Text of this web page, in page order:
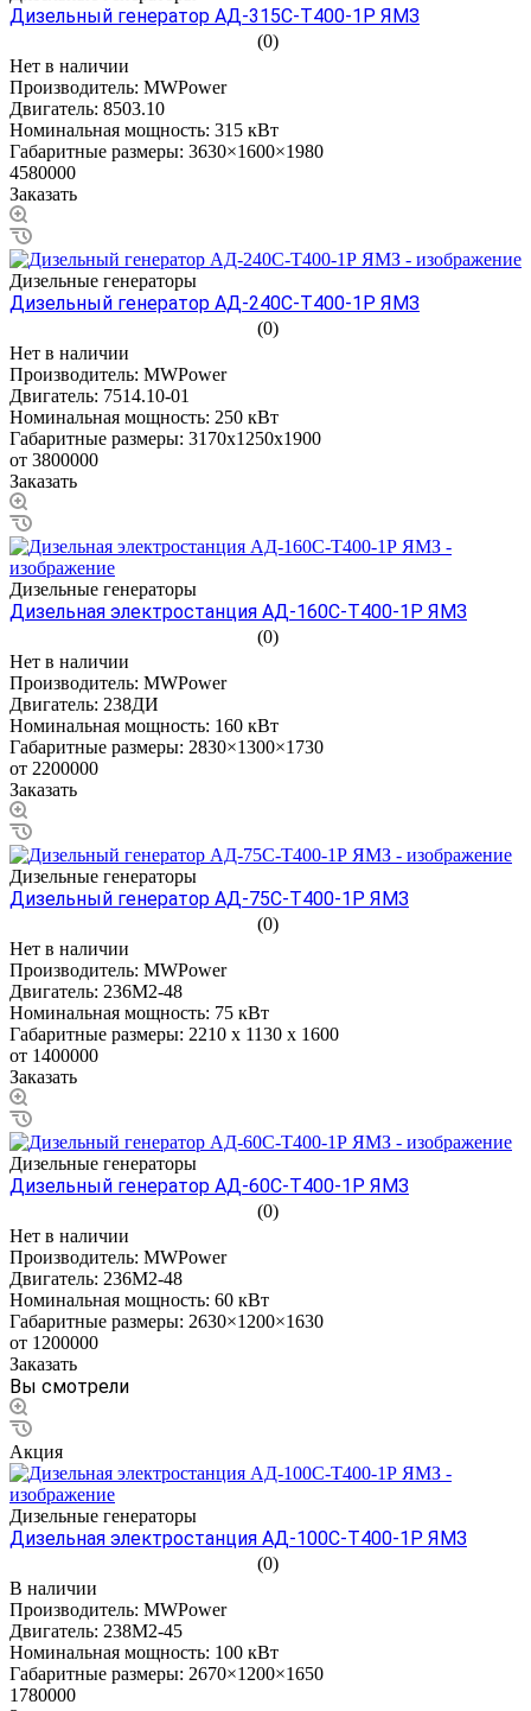
Дизельный генератор АД-315С-Т400-1Р ЯМЗ
(0)
Нет в наличии
Производитель: MWPower
Двигатель: 8503.10
Номинальная мощность: 315 кВт
Габаритные размеры: 3630×1600×1980
4580000
Заказать
Дизельные генераторы
Дизельный генератор АД-240С-Т400-1Р ЯМЗ
(0)
Нет в наличии
Производитель: MWPower
Двигатель: 7514.10-01
Номинальная мощность: 250 кВт
Габаритные размеры: 3170х1250х1900
от 3800000
Заказать
Дизельные генераторы
Дизельная электростанция АД-160С-Т400-1Р ЯМЗ
(0)
Нет в наличии
Производитель: MWPower
Двигатель: 238ДИ
Номинальная мощность: 160 кВт
Габаритные размеры: 2830×1300×1730
от 2200000
Заказать
Дизельные генераторы
Дизельный генератор АД-75С-Т400-1Р ЯМЗ
(0)
Нет в наличии
Производитель: MWPower
Двигатель: 236М2-48
Номинальная мощность: 75 кВт
Габаритные размеры: 2210 х 1130 х 1600
от 1400000
Заказать
Дизельные генераторы
Дизельный генератор АД-60С-Т400-1Р ЯМЗ
(0)
Нет в наличии
Производитель: MWPower
Двигатель: 236М2-48
Номинальная мощность: 60 кВт
Габаритные размеры: 2630×1200×1630
от 1200000
Заказать
Вы смотрели
Акция
Дизельные генераторы
Дизельная электростанция АД-100С-Т400-1Р ЯМЗ
(0)
В наличии
Производитель: MWPower
Двигатель: 238М2-45
Номинальная мощность: 100 кВт
Габаритные размеры: 2670×1200×1650
1780000